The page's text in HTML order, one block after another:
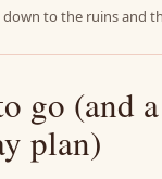
down to the ruins and
go (and
plan)